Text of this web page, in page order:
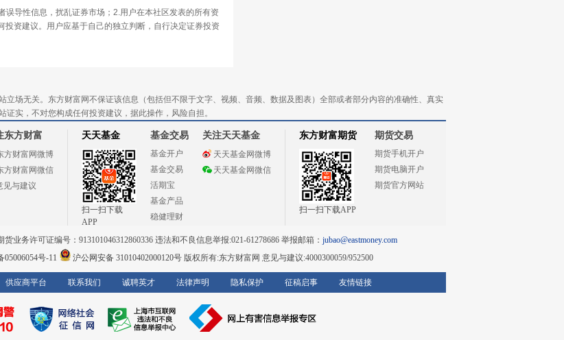
导性信息，扰乱证券市场；2.用户在本社区发表的所有资
资建议。用户应基于自己的独立判断，自行决定证券投资
场无关。东方财富网不保证该信息（包括但不限于文字、视频、音频、数据及图表）全部或者部分内容的准确性、真实
实，不对您构成任何投资建议，据此操作，风险自担。
东方财富
方财富网微博
方财富网微信
见与建议
天天基金
扫一扫下载
APP
基金交易
基金开户
基金交易
活期宝
基金产品
稳健理财
关注天天基金
天天基金网微博
天天基金网微信
东方财富期货
扫一扫下载APP
期货交易
期货手机开户
期货电脑开户
期货官方网站
业务许可证编号：913101046312860336 违法和不良信息举报:021-61278686 举报邮箱： jubao@eastmoney.com
05006054号-11 沪公网安备 31010402000120号版权所有:东方财富网 意见与建议:4000300059/952500
供应商平台 联系我们 诚聘英才 法律声明 隐私保护 征稿启事 友情链接